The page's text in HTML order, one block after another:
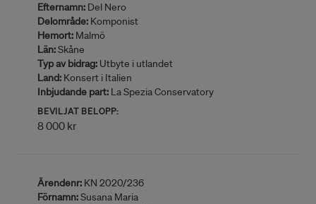
Efternamn: Del Nero
Delområde: Komponist
Hemort: Malmö
Län:Skåne
Typ av bidrag: Utbyte i utlandet
Land: Konsert i Italien
Inbjudande part: La Spezia Conservatory
BEVILJAT BELOPP:
8 000 kr
Ärendenr: KN 2020/236
Förnamn:Susana Maria